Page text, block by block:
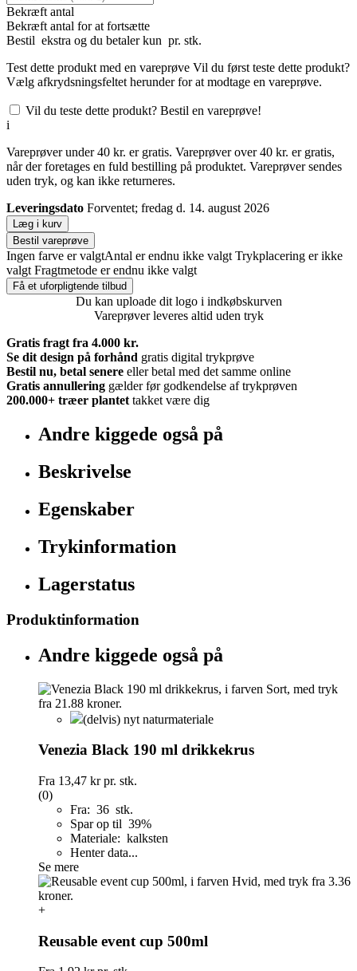
Bekræft antal
Bekræft antal for at fortsætte
Bestil ekstra og du betaler kun pr. stk.
Test dette produkt med en vareprøve Vil du først teste dette produkt?
Vælg afkrydsningsfeltet herunder for at modtage en vareprøve.
Vil du teste dette produkt? Bestil en vareprøve!
i
Vareprøver under 40 kr. er gratis. Vareprøver over 40 kr. er gratis,
når der foretages en fuld bestilling på produktet. Vareprøver sendes
uden tryk, og kan ikke returneres.
Leveringsdato Forventet; fredag d. 14. august 2026
Læg i kurv
Bestil vareprøve
Ingen farve er valgtAntal er endnu ikke valgt Trykplacering er ikke
valgt Fragtmetode er endnu ikke valgt
Få et uforpligtende tilbud
Du kan uploade dit logo i indkøbskurven
Vareprøver leveres altid uden tryk
Gratis fragt fra 4.000 kr.
Se dit design på forhånd gratis digital trykprøve
Bestil nu, betal senere eller betal med det samme online
Gratis annullering gælder før godkendelse af trykprøven
200.000+ træer plantet takket være dig
Andre kiggede også på
Beskrivelse
Egenskaber
Trykinformation
Lagerstatus
Produktinformation
Andre kiggede også på
(delvis) nyt naturmateriale
Venezia Black 190 ml drikkekrus
Fra 13,47 krpr. stk.
(0)
Fra: 36 stk.
Spar op til 39%
Materiale: kalksten
Henter data...
Se mere
+
Reusable event cup 500ml